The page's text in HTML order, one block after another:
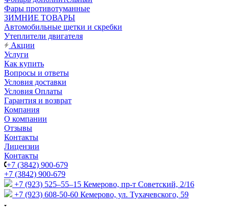
Фары противотуманные
ЗИМНИЕ ТОВАРЫ
Автомобильные щетки и скребки
Утеплители двигателя
Акции
Услуги
Как купить
Вопросы и ответы
Условия доставки
Условия Оплаты
Гарантия и возврат
Компания
О компании
Отзывы
Контакты
Лицензии
Контакты
+7 (3842) 900-679
+7 (3842) 900-679
+7 (923) 525–55–15 Кемерово, пр-т Советский, 2/16
+7 (923) 608-50-60 Кемерово, ул. Тухачевского, 59